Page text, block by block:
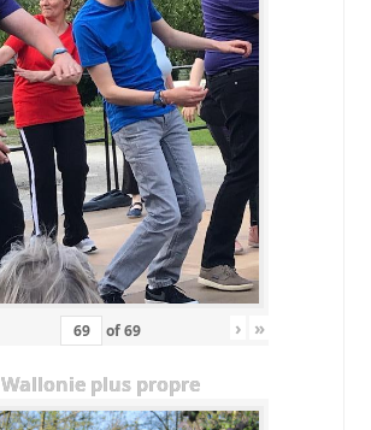
of69 › »
Wallonie plus propre